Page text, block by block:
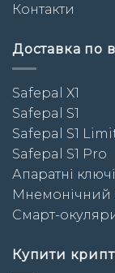
Контакти
Доставка по
Safepal X1
Safepal S1
Safepal S1
Safepal S1 Pro
Апаратні
Мнемонічний
Смарт-
Купити